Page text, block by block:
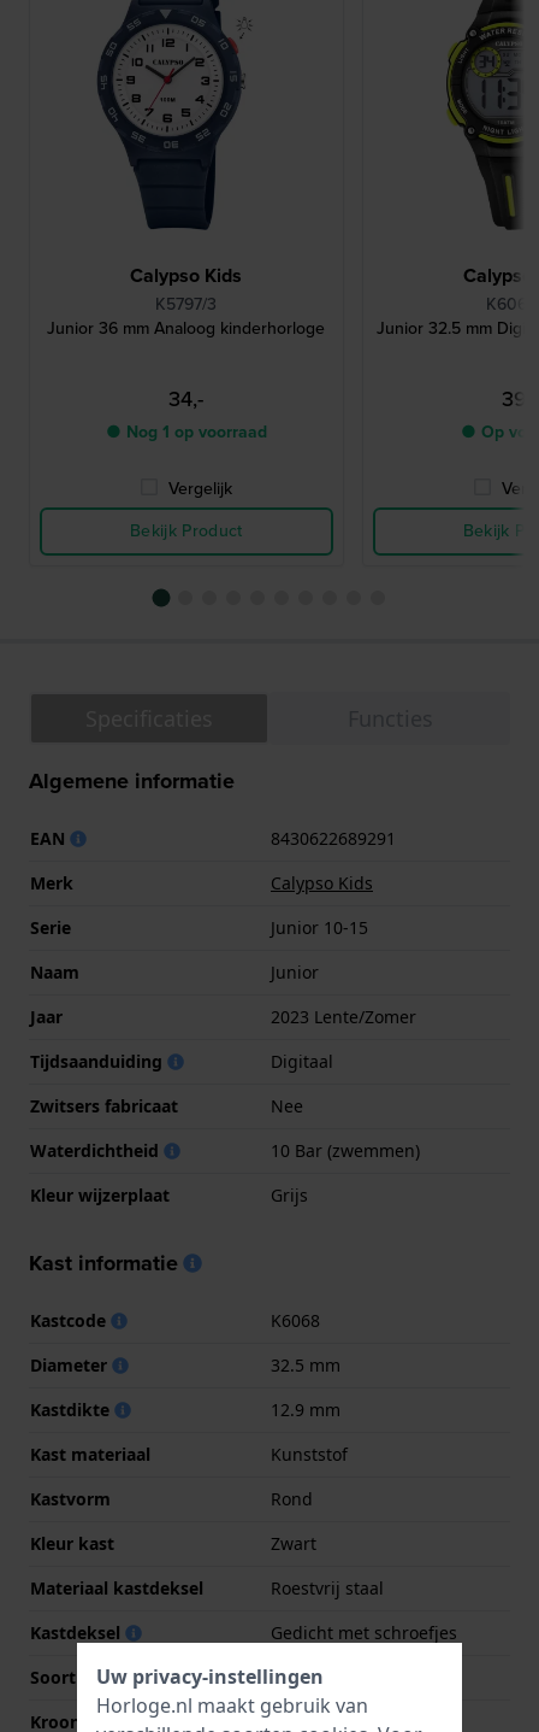
Calypso Kids
K5797/3
Junior 36 mm Analoog kinderhorloge
34,-
● Nog 1 op voorraad
Vergelijk
Bekijk Product
Calypso
Junior 32.5 mm
39,-
● Op
Bekijk
Algemene informatie
EAN
8430622689291
Merk
Calypso Kids
Serie
Junior 10-15
Naam
Junior
Jaar
2023 Lente/Zomer
Tijdsaanduiding
Digitaal
Zwitsers fabricaat
Nee
Waterdichtheid
10 Bar (zwemmen)
Kleur wijzerplaat
Grijs
Kast informatie
Kastcode
K6068
Diameter
32.5 mm
Kastdikte
12.9 mm
Kast materiaal
Kunststof
Kastvorm
Rond
Kleur kast
Zwart
Materiaal kastdeksel
Roestvrij staal
Kastdeksel
Gedicht met schroefjes
Soort glas
Acryl
Kroon
Druk kroon
Uw privacy-instellingen
Horloge.nl maakt gebruik van